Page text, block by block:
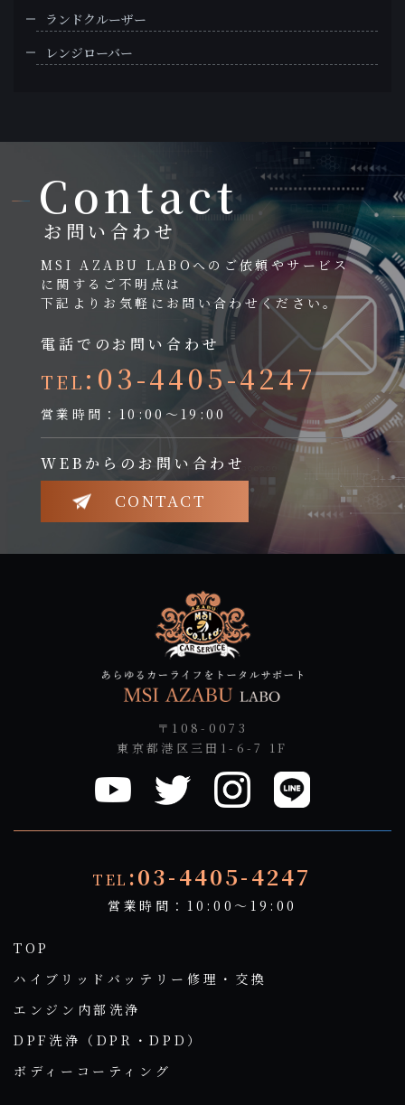
ランドクルーザー
レンジローバー
Contact
お問い合わせ
MSI AZABU LABOへのご依頼やサービス
に関するご不明点は
下記よりお気軽にお問い合わせください。
電話でのお問い合わせ
TEL :03-4405-4247
営業時間：10:00～19:00
WEBからのお問い合わせ
CONTACT
〒108-0073
東京都港区三田1-6-7 1F
TEL :03-4405-4247
営業時間：10:00～19:00
TOP
ハイブリッドバッテリー修理・交換
エンジン内部洗浄
DPF洗浄（DPR・DPD）
ボディーコーティング